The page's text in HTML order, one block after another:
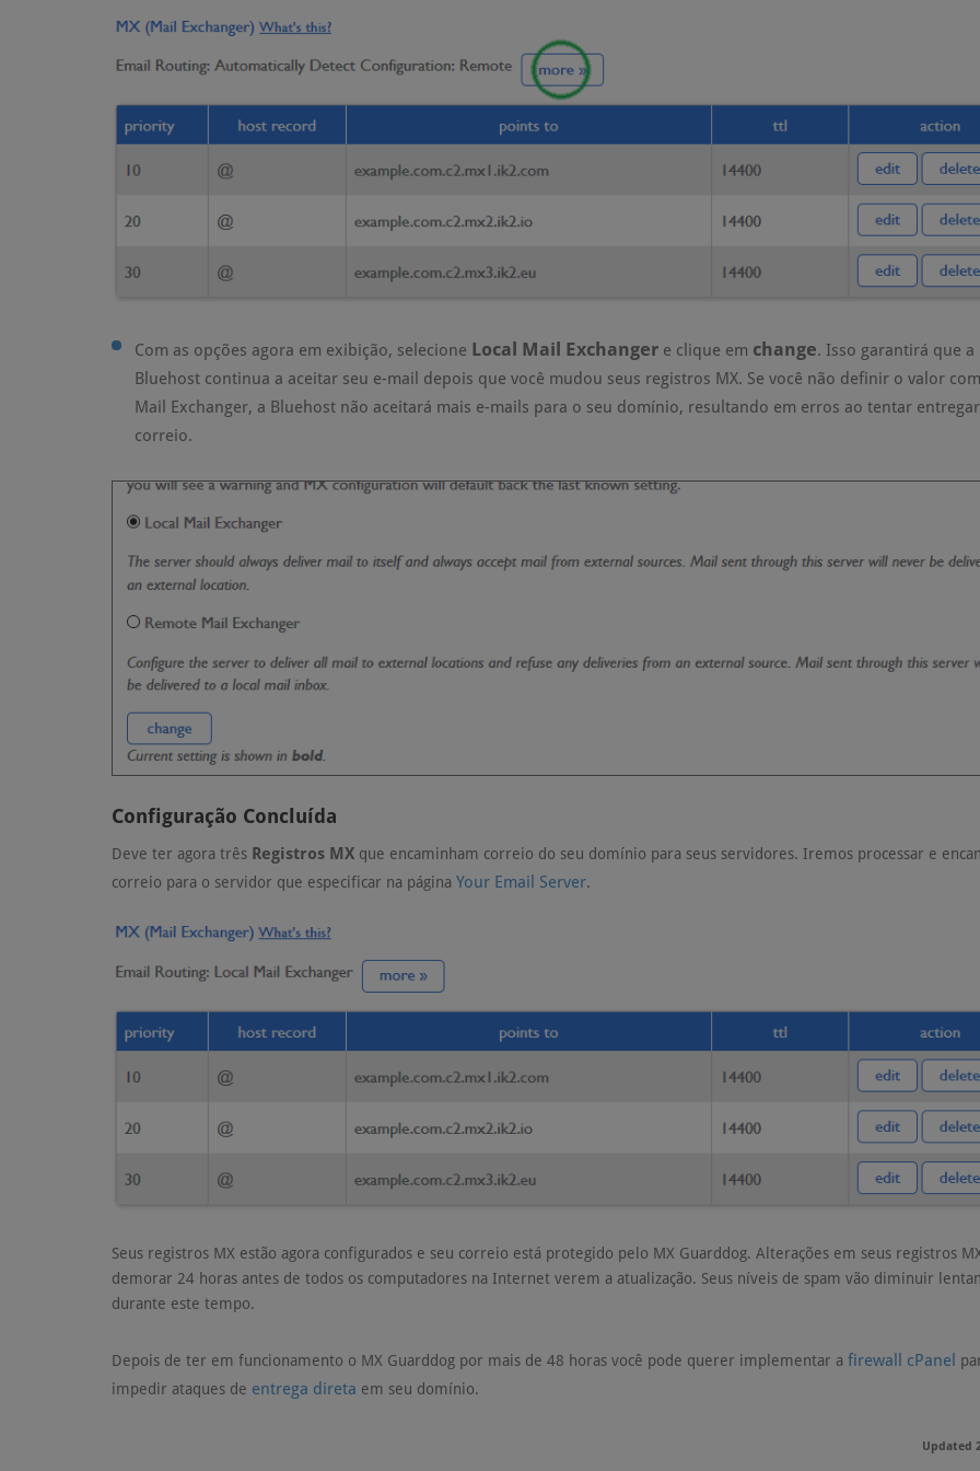
Com as opções agora em exibição, selecione Local Mail Exchanger e clique em change. Isso garantirá que a
Bluehost continua a aceitar seu e-mail depois que você mudou seus registros MX. Se você não definir o valor
Mail Exchanger, a Bluehost não aceitará mais e-mails para o seu domínio, resultando em erros ao tentar entregar
correio.
Configuração Concluída
Deve ter agora três Registros MX que encaminham correio do seu domínio para seus servidores. Iremos processar e
correio para o servidor que especificar na página Your Email Server.
Seus registros MX estão agora configurados e seu correio está protegido pelo MX Guarddog. Alterações em seus registros
demorar 24 horas antes de todos os computadores na Internet verem a atualização. Seus níveis de spam vão diminuir
durante este tempo.
Depois de ter em funcionamento o MX Guarddog por mais de 48 horas você pode querer implementar a firewall cPanel
impedir ataques de entrega direta em seu domínio.
Updated